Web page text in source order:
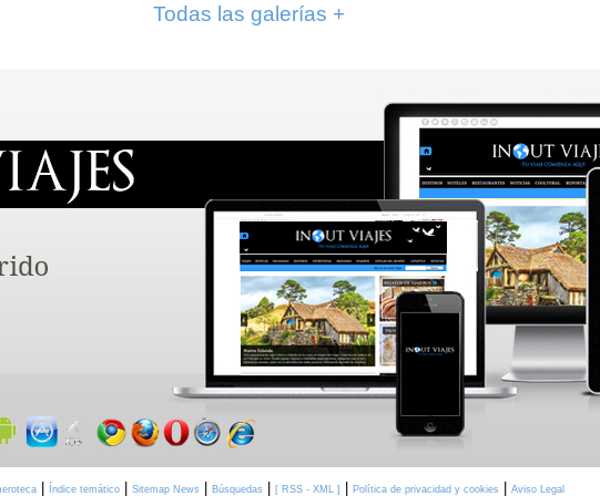
Todas las galerías +
Índice temático Sitemap News Búsquedas [ RSS - XML ] Política de privacidad y cookies Aviso Legal